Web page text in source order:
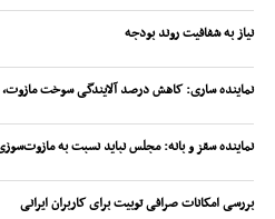
نیاز به شفافیت روند بودجه
نماینده ساری: کاهش درصد آلایندگی سوخت
نماینده سقز و بانه: مجلس نباید نسبت به
بررسی امکانات صرافی توبیت برای کاربران ایرانی